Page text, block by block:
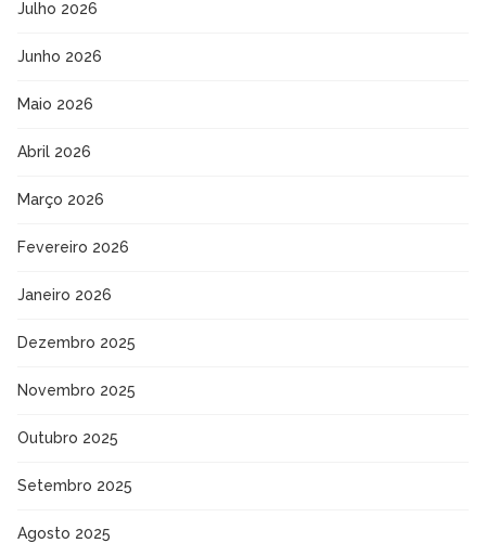
Julho 2026
Junho 2026
Maio 2026
Abril 2026
Março 2026
Fevereiro 2026
Janeiro 2026
Dezembro 2025
Novembro 2025
Outubro 2025
Setembro 2025
Agosto 2025